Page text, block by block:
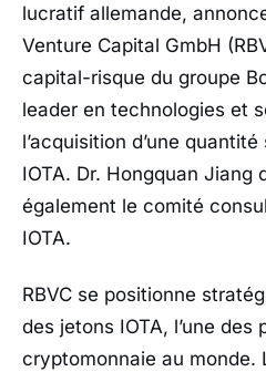
lucratif allemande,
Venture Capital GmbH
capital-risque du groupe
leader en technologies et
l’acquisition d’une
IOTA. Dr. Hongquan Jiang
également le comité
IOTA.
RBVC se positionne
des jetons IOTA, l’une des
cryptomonnaie au monde.